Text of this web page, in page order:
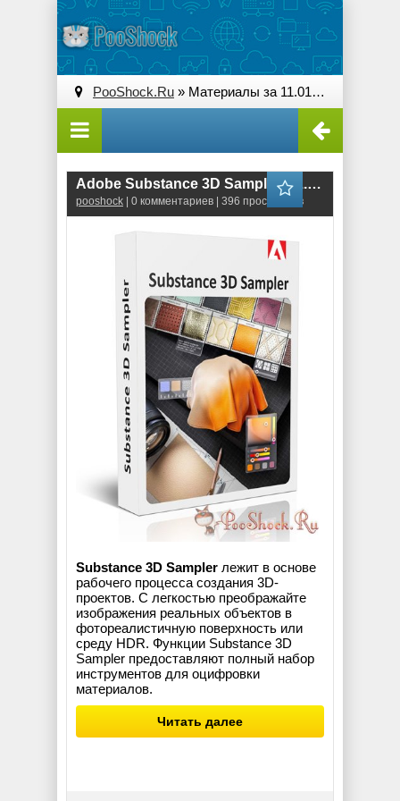
PooShock.Ru » Материалы за 11.01.2026
Adobe Substance 3D Sampler 5.1.3.8787
pooshock | 0 комментариев | 396 просмотров
Substance 3D Sampler лежит в основе
рабочего процесса создания 3D-
проектов. С легкостью преображайте
изображения реальных объектов в
фотореалистичную поверхность или
среду HDR. Функции Substance 3D
Sampler предоставляют полный набор
инструментов для оцифровки
материалов.
Читать далее